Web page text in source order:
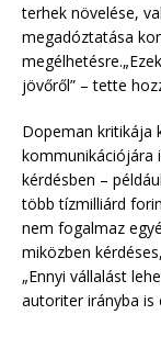
terhek növelése,
megadóztatása
jövőről” – tette
Dopeman kritikája
kommunikációjára
kérdésben –
több tízmilliárd
nem fogalmaz
miközben
„Ennyi vállalást
autoriter irányba is